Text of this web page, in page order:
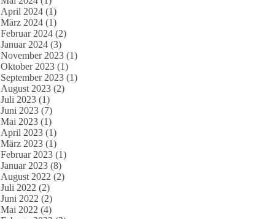
April 2024 (1)
März 2024 (1)
Februar 2024 (2)
Januar 2024 (3)
November 2023 (1)
Oktober 2023 (1)
September 2023 (1)
August 2023 (2)
Juli 2023 (1)
Juni 2023 (7)
Mai 2023 (1)
April 2023 (1)
März 2023 (1)
Februar 2023 (1)
Januar 2023 (8)
August 2022 (2)
Juli 2022 (2)
Juni 2022 (2)
Mai 2022 (4)